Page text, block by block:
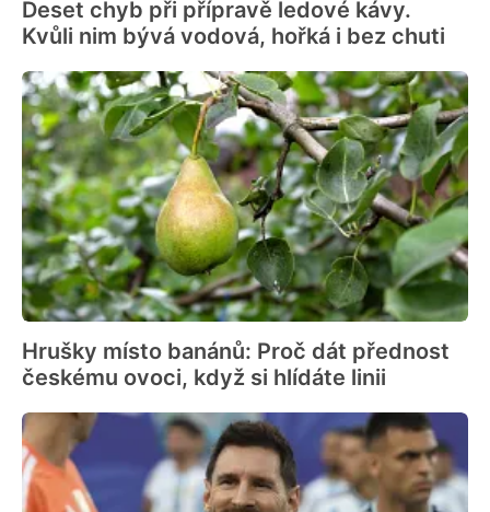
Deset chyb při přípravě ledové kávy.
Kvůli nim bývá vodová, hořká i bez chuti
Hrušky místo banánů: Proč dát přednost
českému ovoci, když si hlídáte linii